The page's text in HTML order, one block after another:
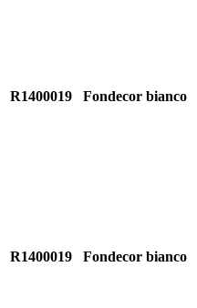
R1400019 Fondecor bianco
R1400019 Fondecor bianco